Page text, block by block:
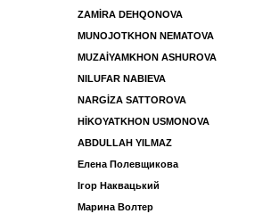
ZAMİRA DEHQONOVA
MUNOJOTKHON NEMATOVA
MUZAİYAMKHON ASHUROVA
NILUFAR NABIEVA
NARGİZA SATTOROVA
HİKOYATKHON USMONOVA
ABDULLAH YILMAZ
Елена Полевщикова
Ігор Наквацький
Марина Волтер